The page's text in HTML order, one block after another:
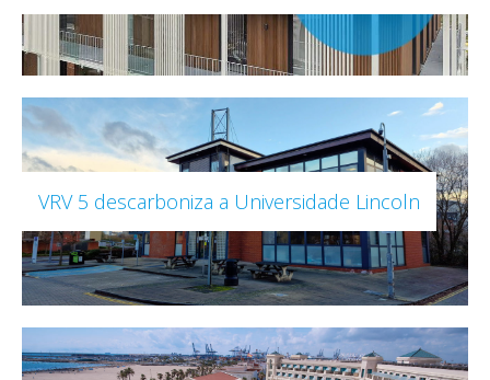
VRV 5 descarboniza a Universidade Lincoln